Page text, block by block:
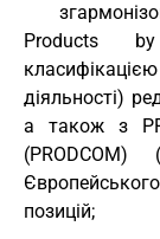
Products
діяльності)
а також з
(PRODCOM)
позицій;